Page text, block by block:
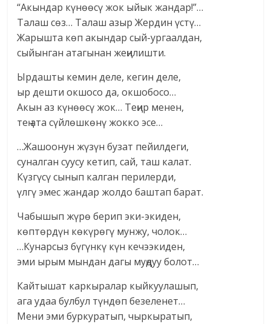
“Акындар күнөөсү жок ыйык жандар!”…
Талаш сөз… Талаш азыр Жердин үстү…
Жарышта көп акындар сый-ургаалдан,
сыйынган атагынан жеңилишти.
Ырдашты кемин деле, кегин деле,
ыр дешти окшосо да, окшобосо…
Акын аз күнөөсү жок… Теңир менен,
тең ата сүйлөшкөнү жокко эсе…
…Жашоонун жүзүн бузат пейилдеги,
суналган суусу кетип, сай, таш калат.
Күзгүсү сынып калган перилерди,
үлгү эмес жандар жолдо баштап барат.
Чабышып жүрө берип эки-экиден,
көптөрдүн көкүрөгү мунжу, чолок…
…Кунарсыз бүгүнкү күн кечээкиден,
эми ырым мындан дагы муңдуу болот…
Кайтышат каркыралар кыйкуулашып,
ага удаа булбул түндөп безеленет…
Мени эми буркуратып, чыркыратып,